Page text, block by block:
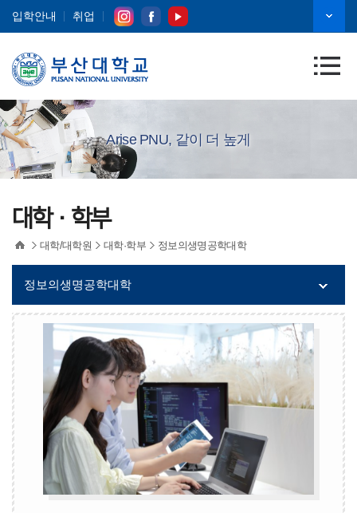
입학안내 취업
Arise PNU, 같이 더 높게
대학·학부
대학/대학원 대학·학부 정보의생명공학대학
정보의생명공학대학